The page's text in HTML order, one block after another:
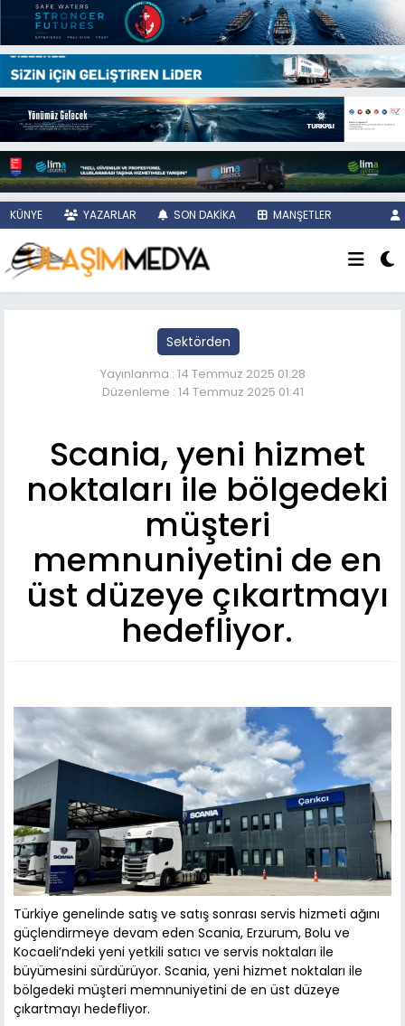
KÜNYE YAZARLAR SON DAKİKA MANŞETLER
Sektörden
Yayınlanma : 14 Temmuz 2025 01:28
Düzenleme : 14 Temmuz 2025 01:41
Scania, yeni hizmet
noktaları ile bölgedeki
müşteri
memnuniyetini de en
üst düzeye çıkartmayı
hedefliyor.
Türkiye genelinde satış ve satış sonrası servis hizmeti ağını
güçlendirmeye devam eden Scania, Erzurum, Bolu ve
Kocaeli’ndeki yeni yetkili satıcı ve servis noktaları ile
büyümesini sürdürüyor. Scania, yeni hizmet noktaları ile
bölgedeki müşteri memnuniyetini de en üst düzeye
çıkartmayı hedefliyor.